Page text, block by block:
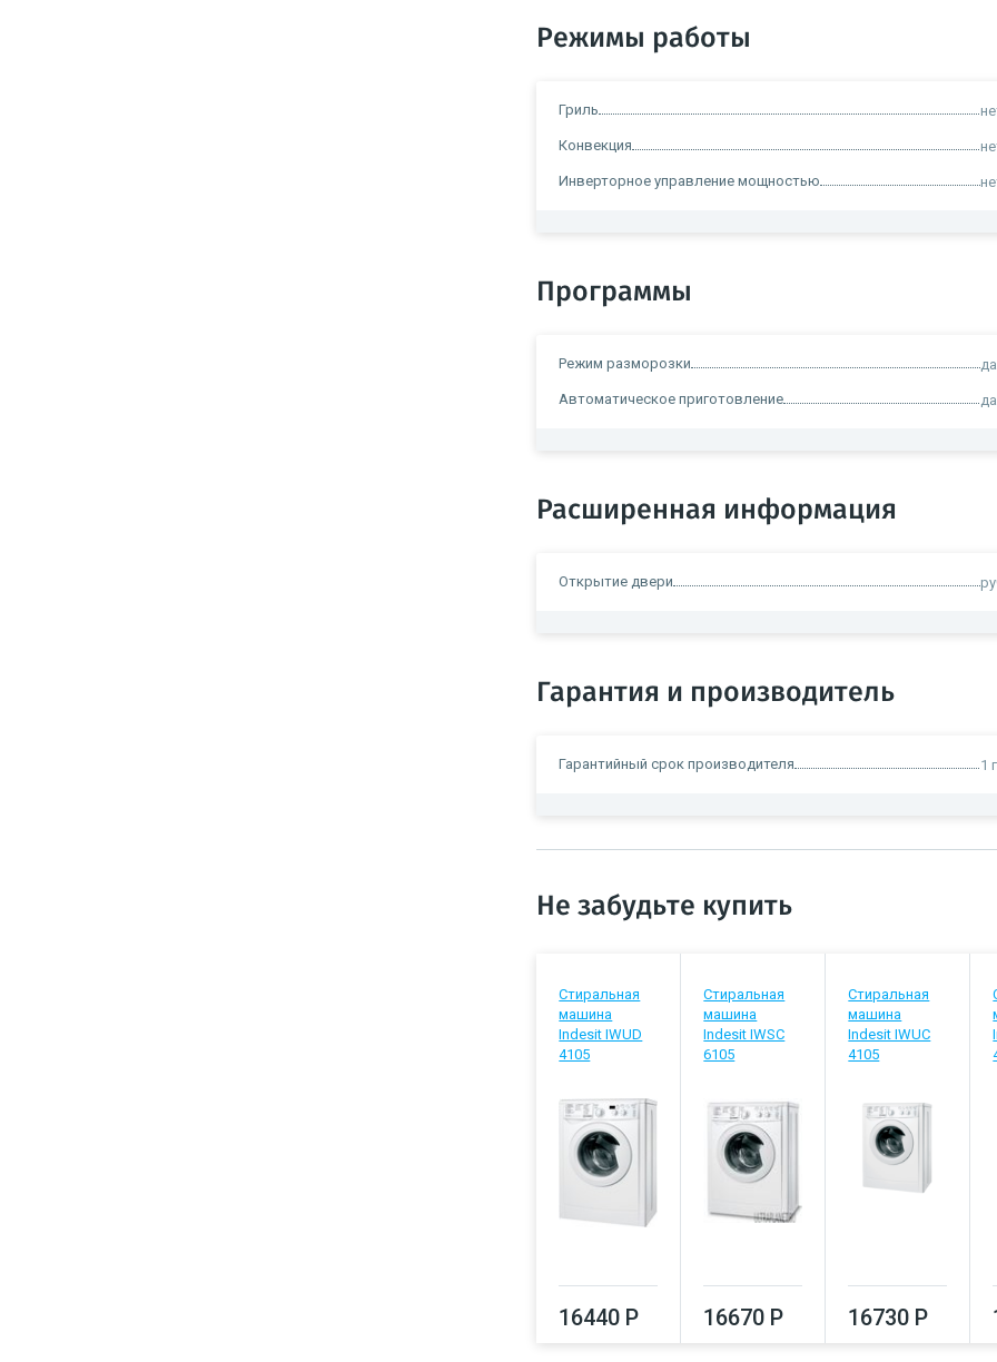
Режимы работы
Гриль
Конвекция
Инверторное управление мощностью
Программы
Режим разморозки да
Автоматическое приготовление да
Расширенная информация
Открытие двери
Гарантия и производитель
Гарантийный срок производителя 1
Не забудьте купить
Стиральная
машина
Indesit IWUD
4105
16440 Р
Стиральная
машина
Indesit IWSC
6105
16670 Р
Стиральная
машина
Indesit IWUC
4105
16730 Р